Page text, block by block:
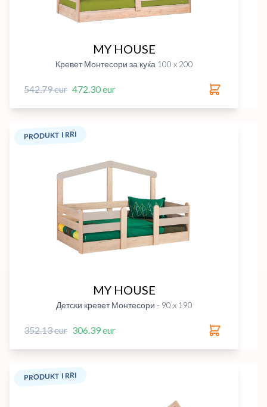
MY HOUSE
Кревет Монтесори за куќа 100 x 200
542.79 eur 472.30 eur
PRODUKT I RRI
MY HOUSE
Детски кревет Монтесори - 90 x 190
352.13 eur 306.39 eur
PRODUKT I RRI